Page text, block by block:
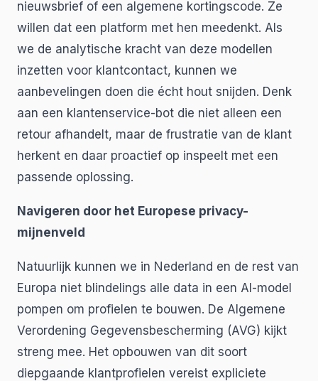
nieuwsbrief of een algemene kortingscode. Ze
willen dat een platform met hen meedenkt. Als
we de analytische kracht van deze modellen
inzetten voor klantcontact, kunnen we
aanbevelingen doen die écht hout snijden. Denk
aan een klantenservice-bot die niet alleen een
retour afhandelt, maar de frustratie van de klant
herkent en daar proactief op inspeelt met een
passende oplossing.
Navigeren door het Europese privacy-
mijnenveld
Natuurlijk kunnen we in Nederland en de rest van
Europa niet blindelings alle data in een AI-model
pompen om profielen te bouwen. De Algemene
Verordening Gegevensbescherming (AVG) kijkt
streng mee. Het opbouwen van dit soort
diepgaande klantprofielen vereist expliciete